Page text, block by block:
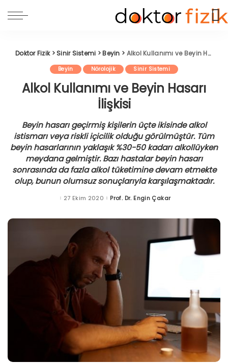
Doktor Fizik>Sinir Sistemi >Beyin > Alkol Kullanımı ve Beyin Hasarı İlişkisi
Beyin Nörolojik Sinir Sistemi
Alkol Kullanımı ve Beyin Hasarı
İlişkisi
Beyin hasarı geçirmiş kişilerin üçte ikisinde alkol
istismarı veya riskli içicilik olduğu görülmüştür. Tüm
beyin hasarlarının yaklaşık %30-50 kadarı alkollüyken
meydana gelmiştir. Bazı hastalar beyin hasarı
sonrasında da fazla alkol tüketimine devam etmekte
olup, bunun olumsuz sonuçlarıyla karşılaşmaktadır.
27 Ekim 2020 Posted
Prof. Dr. Engin Çakar